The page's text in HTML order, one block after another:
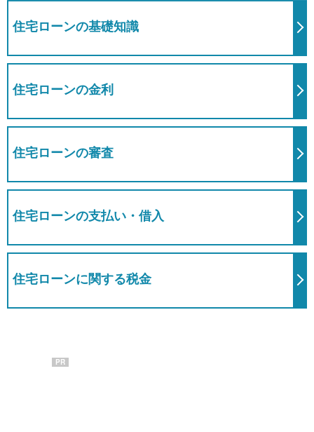
住宅ローンの基礎知識
住宅ローンの金利
住宅ローンの審査
住宅ローンの支払い・借入
住宅ローンに関する税金
PR